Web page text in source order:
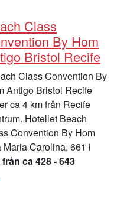
Class
By Hom
Bristol Recife
Class Convention By
Antigo Bristol Recife
ca 4 km från Recife
Hotellet Beach
Convention By Hom
Carolina, 661 i
ca 428 - 643